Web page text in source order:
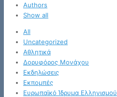
Authors
Show all
All
Uncategorized
Αθλητικά
Δορυφόρος Μονάχου
Εκδηλώσεις
Εκπομπές
Ευρωπαϊκό Ίδρυμα Ελληνισμού